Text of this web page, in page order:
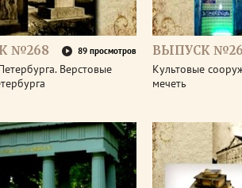
№268 89 просмотров
Верстовые
ВЫПУСК
Культовые
мечеть